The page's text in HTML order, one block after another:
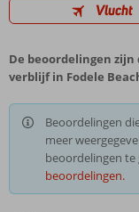
Vlucht
De beoordelingen
verblijf in Fodele
Beoordelingen
meer
beoordelingen te
beoordelingen.